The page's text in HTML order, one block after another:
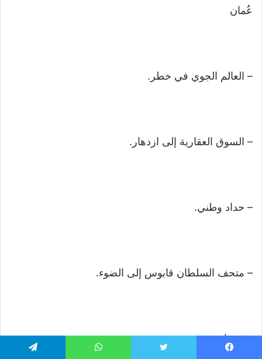
عُمان
– العالم الجوي في خطر.
– السوق العقارية إلى ازدهار.
– حداد وطني.
– متحف السلطان قابوس إلى الضوء.
– فيضان جديد.